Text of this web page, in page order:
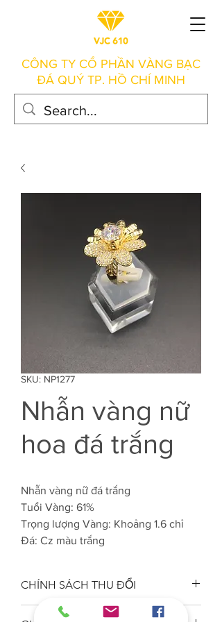
CÔNG TY CỔ PHẦN VÀNG BẠC
ĐÁ QUÝ TP. HỒ CHÍ MINH
SKU: NP1277
Nhẫn vàng nữ
hoa đá trắng
Nhẫn vàng nữ đá trắng
Tuổi Vàng: 61%
Trọng lượng Vàng: Khoảng 1.6 chỉ
Đá: Cz màu trắng
CHÍNH SÁCH THU ĐỔI
Công ty VJC 610 đảm bảo chất